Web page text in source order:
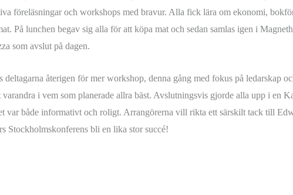
föreläsningar och workshops med bravur. Alla fick lära om ekonomi,
På lunchen begav sig alla för att köpa mat och sedan samlas igen i
som avslut på dagen.
återigen för mer workshop, denna gång med fokus på ledarskap
i vem som planerade allra bäst. Avslutningsvis gjorde alla upp i en
var både informativt och roligt. Arrangörerna vill rikta ett särskilt tack till
Stockholmskonferens bli en lika stor succé!